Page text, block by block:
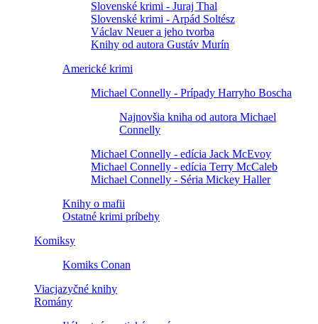
Slovenské krimi - Juraj Thal
Slovenské krimi - Arpád Soltész
Václav Neuer a jeho tvorba
Knihy od autora Gustáv Murín
Americké krimi
Michael Connelly - Prípady Harryho Boscha
Najnovšia kniha od autora Michael
Connelly
Michael Connelly - edícia Jack McEvoy
Michael Connelly - edícia Terry McCaleb
Michael Connelly - Séria Mickey Haller
Knihy o mafii
Ostatné krimi príbehy
Komiksy
Komiks Conan
Viacjazyčné knihy
Romány